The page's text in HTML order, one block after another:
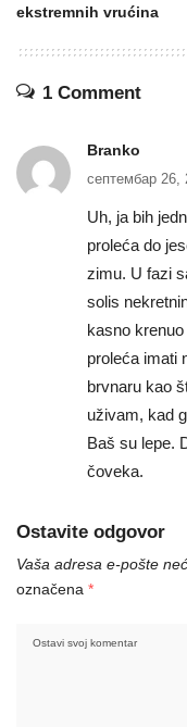
ekstremnih vrućina
1 Comment
Branko
септембар 26,
Uh, ja bih
proleća do
zimu. U fazi
solis
kasno
proleća imati
brvnaru kao
uživam, kad
Baš su lepe.
čoveka.
Ostavite odgovor
Vaša adresa e-pošte
označena *